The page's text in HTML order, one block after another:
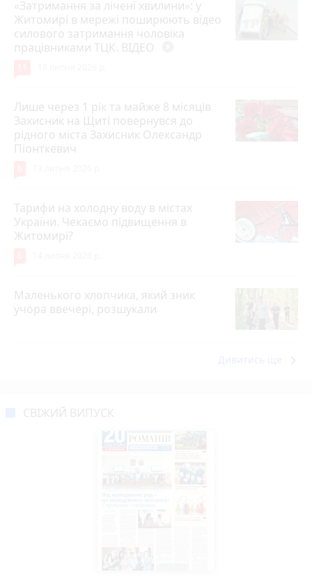
«Затримання за лічені хвилини»: у
Житомирі в мережі поширюють відео
силового затримання чоловіка
працівниками ТЦК. ВІДЕО
Лише через 1 рік та майже 8 місяців
Захисник на Щиті повернувся до
рідного міста Захисник Олександр
Піонткевич
Тарифи на холодну воду в містах
України. Чекаємо підвищення в
Житомирі?
Маленького хлопчика, який зник
учора ввечері, розшукали